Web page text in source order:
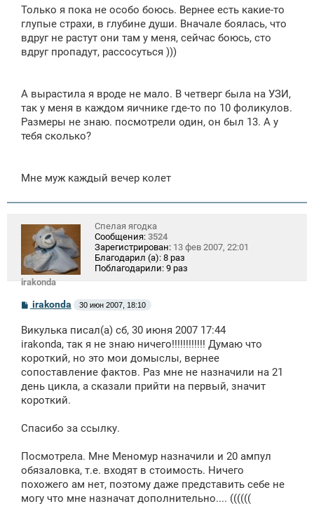
Только я пока не особо боюсь. Вернее есть какие-то
глупые страхи, в глубине души. Вначале боялась, что
вдруг не растут они там у меня, сейчас боюсь, сто
вдруг пропадут, рассосуться )))
А вырастила я вроде не мало. В четверг была на УЗИ,
так у меня в каждом яичнике где-то по 10 фоликулов.
Размеры не знаю. посмотрели один, он был 13. А у
тебя сколько?
Мне муж каждый вечер колет
irakonda
Спелая ягодка
Сообщения: 3524
Зарегистрирован: 13 фев 2007, 22:01
Благодарил (а): 8 раз
Поблагодарили: 9 раз
С
о
б
щ
н
и
irakonda 30 июн 2007, 18:10
Викулька писал(а) сб, 30 июня 2007 17:44
irakonda, так я не знаю ничего!!!!!!!!!!!! Думаю что
короткий, но это мои домыслы, вернее
сопоставление фактов. Раз мне не назначили на 21
день цикла, а сказали прийти на первый, значит
короткий.
Спасибо за ссылку.
Посмотрела. Мне Меномур назначили и 20 ампул
обязаловка, т.е. входят в стоимость. Ничего
похожего ам нет, поэтому даже представить себе не
могу что мне назначат дополнительно.... ((((((